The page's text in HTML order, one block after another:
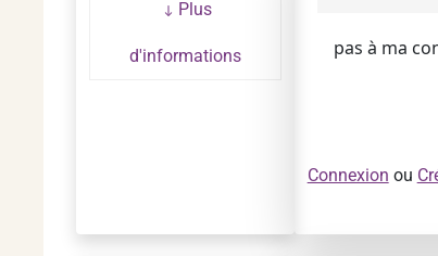
Plus
d'informations pas à ma
Connexion ou